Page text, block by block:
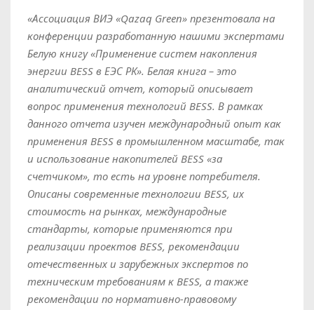
«Ассоциация ВИЭ «Qazaq Green» презентовала на
конференции разработанную нашими экспертами
Белую книгу «Применение систем накопления
энергии BESS в ЕЭС РК». Белая книга – это
аналитический отчет, который описывает
вопрос применения технологий BESS. В рамках
данного отчета изучен международный опыт как
применения BESS в промышленном масштабе, так
и использование накопителей BESS «за
счетчиком», то есть на уровне потребителя.
Описаны современные технологии BESS, их
стоимость на рынках, международные
стандарты, которые применяются при
реализации проектов BESS, рекомендации
отечественных и зарубежных экспертов по
техническим требованиям к BESS, а также
рекомендации по нормативно-правовому